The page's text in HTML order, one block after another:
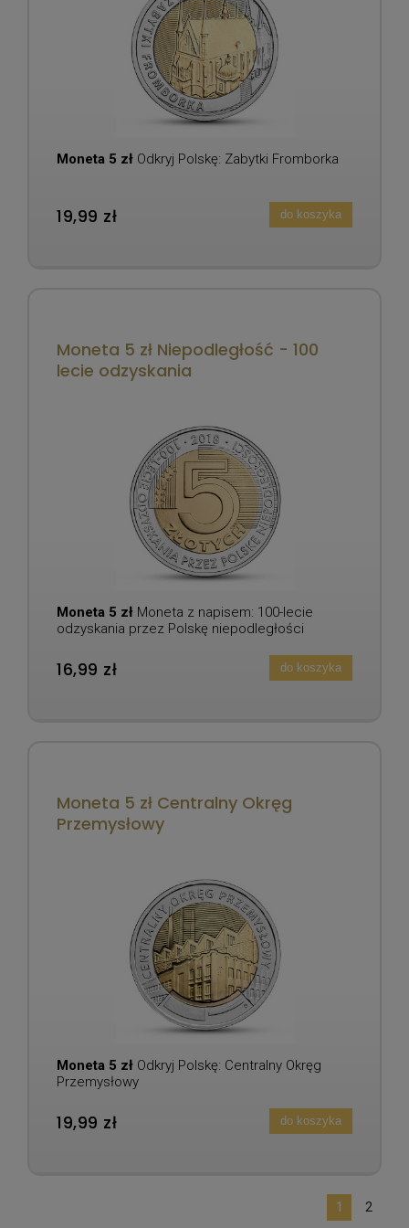
Moneta 5 zł Odkryj Polskę: Zabytki Fromborka
19,99 zł do koszyka
Moneta 5 zł Niepodległość - 100
lecie odzyskania
Moneta 5 zł Moneta z napisem: 100-lecie
odzyskania przez Polskę niepodległości
16,99 zł do koszyka
Moneta 5 zł Centralny Okręg
Przemysłowy
Moneta 5 zł Odkryj Polskę: Centralny Okręg
Przemysłowy
19,99 zł do koszyka
1 2